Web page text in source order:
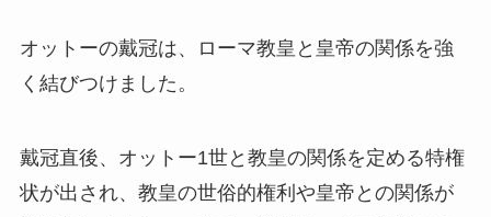
オットーの戴冠は、ローマ教皇と皇帝の関係を強
く結びつけました。
戴冠直後、オットー1世と教皇の関係を定める特権
状が出され、教皇の世俗的権利や皇帝との関係が